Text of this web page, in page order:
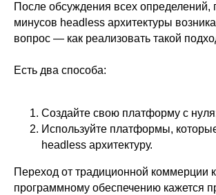
После обсуждения всех определений,
минусов headless архитектуры
вопрос — как реализовать такой
Есть два способа:
Создайте свою платформу с
Используйте платформы,
headless архитектуру.
Переход от традиционной коммерции
программному обеспечению кажется